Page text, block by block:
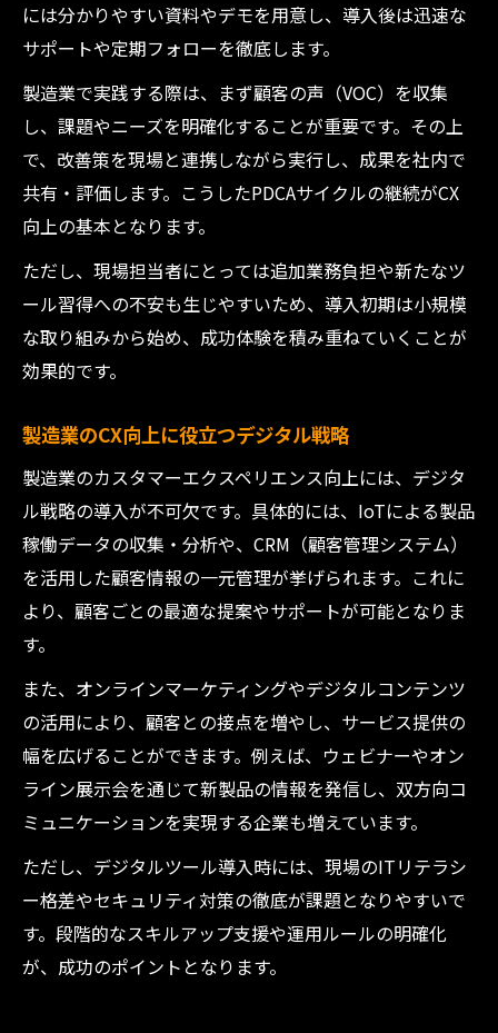
には分かりやすい資料やデモを用意し、導入後は迅速な
サポートや定期フォローを徹底します。
製造業で実践する際は、まず顧客の声（VOC）を収集
し、課題やニーズを明確化することが重要です。その上
で、改善策を現場と連携しながら実行し、成果を社内で
共有・評価します。こうしたPDCAサイクルの継続がCX
向上の基本となります。
ただし、現場担当者にとっては追加業務負担や新たなツ
ール習得への不安も生じやすいため、導入初期は小規模
な取り組みから始め、成功体験を積み重ねていくことが
効果的です。
製造業のCX向上に役立つデジタル戦略
製造業のカスタマーエクスペリエンス向上には、デジタ
ル戦略の導入が不可欠です。具体的には、IoTによる製品
稼働データの収集・分析や、CRM（顧客管理システム）
を活用した顧客情報の一元管理が挙げられます。これに
より、顧客ごとの最適な提案やサポートが可能となりま
す。
また、オンラインマーケティングやデジタルコンテンツ
の活用により、顧客との接点を増やし、サービス提供の
幅を広げることができます。例えば、ウェビナーやオン
ライン展示会を通じて新製品の情報を発信し、双方向コ
ミュニケーションを実現する企業も増えています。
ただし、デジタルツール導入時には、現場のITリテラシ
ー格差やセキュリティ対策の徹底が課題となりやすいで
す。段階的なスキルアップ支援や運用ルールの明確化
が、成功のポイントとなります。